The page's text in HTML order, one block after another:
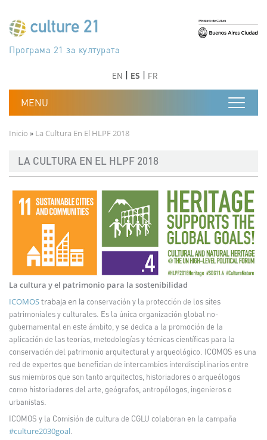
جدول أعمال القرن 21 للثقافة
Програма 21 за културата
Agenda 21 de la cultura
Agjenda 21 për kulturë
Agenda 21 van cultuur
Agenda 21 for culture
Kulturaren Agenda 21
Agenda 21 de la culture
Axenda 21 da cultura
Agenda 21 für Kultur
Agenda 21 della cultura
文化のためのアジェンダ21
دستورکار 21 برای فرهنگ
Agenda 21 dla kultury
Agenda 21 da cultura
Повестка дня 21 для культуры
Agenda 21 za kulturu
Agenda 21 de la cultura
Agenda 21 för kulturen
Kültür için Gündem 21
Порядок денний 21 для культури
EN ES FR
Ruta de navegación
Inicio La Cultura En El HLPF 2018
LA CULTURA EN EL HLPF 2018
La cultura y el patrimonio para la sostenibilidad
ICOMOStrabaja en la conservación y la protección de los sites
patrimoniales y culturales. Es la única organización global no-
gubernamental en este ámbito, y se dedica a la promoción de la
aplicación de las teorías, metodologías y técnicas científicas para la
conservación del patrimonio arquitectural y arqueológico. ICOMOS es una
red de expertos que benefician de intercambios interdisciplinarios entre
sus miembros que son tanto arquitectos, historiadores o arqueólogos
como historiadores del arte, geógrafos, antropólogos, ingenieros o
urbanistas.
ICOMOS y la Comisión de cultura de CGLU colaboran en la campaña
#culture2030goal